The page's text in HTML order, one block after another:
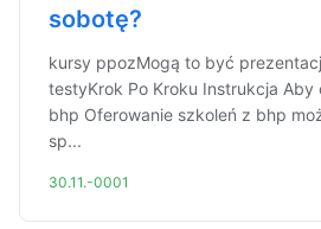
sobotę?
kursy ppozMogą to być
testyKrok Po Kroku Instrukcja Aby
bhp Oferowanie szkoleń z bhp
sp...
30.11.-0001